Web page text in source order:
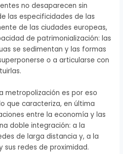
no desaparecen sin
las especificidades de las
de las ciudades europeas,
de patrimonialización: las
se sedimentan y las formas
o a articularse con
metropolización es por eso
que caracteriza, en última
entre la economía y las
doble integración: a la
de larga distancia y, a la
sus redes de proximidad.